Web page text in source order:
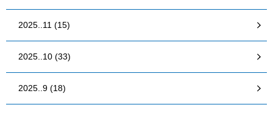
2025..11 (15)
2025..10 (33)
2025..9 (18)